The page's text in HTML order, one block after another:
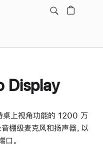
Display
桌上视角功能的 1200 万
棚级麦克风和扬声器，以
口。